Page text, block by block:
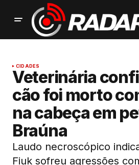
CIDADES
Veterinária
cão foi morto
na cabeça em
Braúna
Laudo necroscópico
Fiuk sofreu agressões